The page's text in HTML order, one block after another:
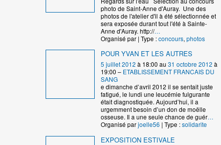
photo de Saint-Anne d'Auray. Une des
photos de l'atelier d'il à été sélectionnée et
sera exposée durant tout l'été à Sainte-
Anne d'Auray. http://…
Organisé par | Type :concours, photos
POUR YVAN ET LES AUTRES
5 juillet 2012 à 18:00 au 31 octobre 2012 à
19:00 – ETABLISSEMENT FRANCAIS DU
SANG
e dimanche d’avril 2012 il se sentait juste
fatigué, le lundi une leucémie fulgurante
était diagnostiquée. Aujourd’hui, il a
urgemment besoin d’un don de moëlle
osseuse. Il a une seule chance de guér…
Organisé parjoelle56 | Type :solidarite
EXPOSITION ESTIVALE